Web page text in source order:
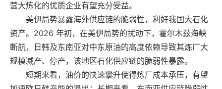
营大炼化的优质企业有望充分受益。
美伊局势暴露海外供应链的脆弱性，利好我国大石化
资产。2026 年初，在美伊局势的扰动下，霍尔木兹海峡
断航，日韩及东南亚对中东原油的高度依赖导致其炼厂大
规模减产、停产，该地区石化供应链的脆弱性暴露。
短期来看，油价的快速攀升使得炼厂成本承压，有望